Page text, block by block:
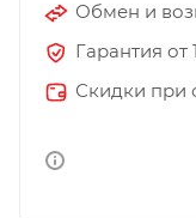
Обмен и
Гарантия от
Скидки при